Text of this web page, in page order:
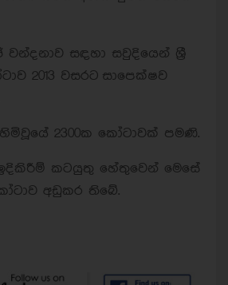
සඳහා සවුදියෙන් ශ්‍රී
2013 වසරට සාපෙක්ෂව
හිමිවූයේ 2300ක කෝටාවක් පමණි.
කටයුතු හේතුවෙන් මෙසේ
අඩුකර තිබේ.